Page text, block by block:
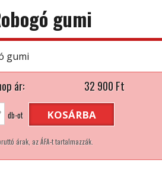
gumi
gumi
ár: 32 900Ft
db-ot KOSÁRBA
árak, az ÁFA-t tartalmazzák.